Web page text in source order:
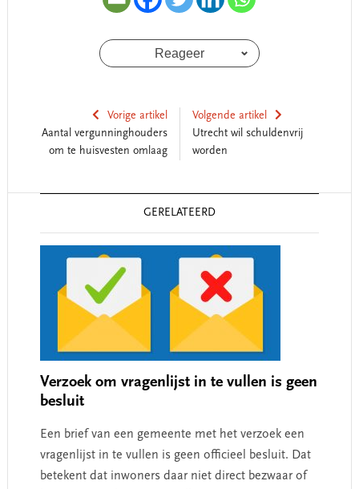
Reageer
Vorige artikel
Aantal vergunninghouders
om te huisvesten omlaag
Volgende artikel
Utrecht wil schuldenvrij
worden
GERELATEERD
Verzoek om vragenlijst in te vullen is geen
besluit
Een brief van een gemeente met het verzoek een
vragenlijst in te vullen is geen officieel besluit. Dat
betekent dat inwoners daar niet direct bezwaar of